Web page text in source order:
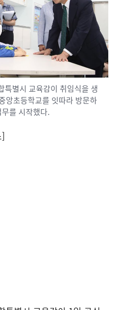
특별시 교육감이 취임식을 생
앙초등학교를 잇따라 방문하
를 시작했다.
]